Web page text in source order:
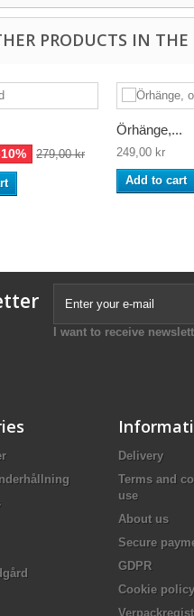
PRODUCTS IN THE
279,00 kr
Örhänge,...
249,00 kr
Add to cart
I want to receive
Delivery
Terms and
use
About us
Secure
GDPR
Cookie policy